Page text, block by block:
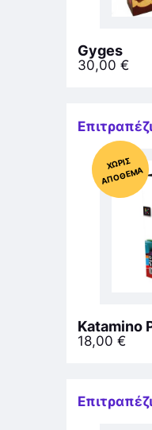
Gyges
30,00 €
Χ
ΩΡΊΣ
Α
Π
Ό
ΘΕ
ΜΑ
Katamino
18,00 €